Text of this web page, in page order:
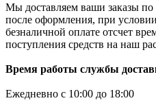
Мы доставляем ваши заказы
после оформления, при
безналичной оплате отсчет
поступления средств на наш
Время работы службы
Ежедневно с 10:00 до 18:00